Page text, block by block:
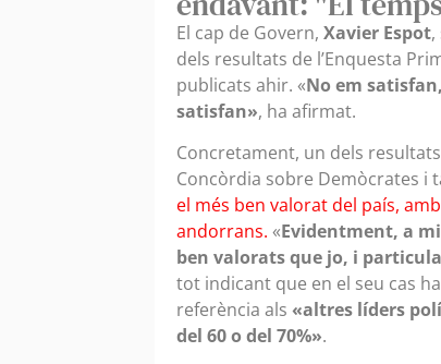
El cap de Govern, Xavier Espot,
dels resultats de l’Enquesta
publicats ahir. «No em
satisfan», ha afirmat.
Concretament, un dels
Concòrdia sobre Demòcrates i
el més ben valorat del país,
andorrans. «Evidentment, a
ben valorats que jo, i
tot indicant que en el seu cas
referència als «altres líders
del 60 o del 70%».